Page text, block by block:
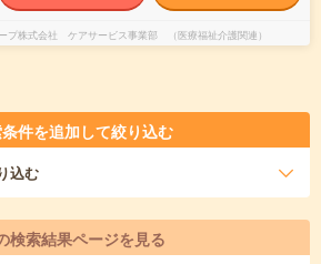
プ株式会社 ケアサービス事業部 （医療福祉介護関連）
件を追加して絞り込む
込む
検索結果ページを見る